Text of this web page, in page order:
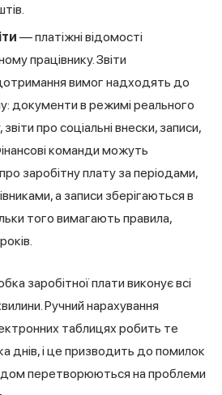
— платіжні відомості
працівнику. Звіти
вимог надходять до
документи в режимі реального
про соціальні внески, записи,
команди можуть
заробітну плату за періодами,
а записи зберігаються в
того вимагають правила,
заробітної плати виконує всі
Ручний нарахування
таблицях робить те
днів, і це призводить до помилок
перетворюються на проблеми